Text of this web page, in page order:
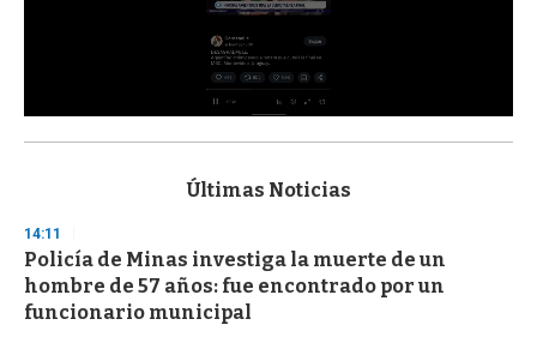
s
d
s
o
f
3
Últimas Noticias
14:11
Policía de Minas investiga la muerte de un
hombre de 57 años: fue encontrado por un
funcionario municipal